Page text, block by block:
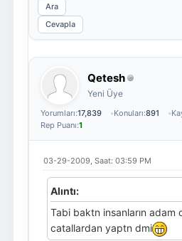
Ara
Cevapla
Qetesh
Yeni Üye
Yorumları:17,839 Konuları:891
Rep Puanı:1
03-29-2009, Saat: 03:59 PM
Alıntı:
Tabi baktn insanların adam
catallardan yaptn dmi